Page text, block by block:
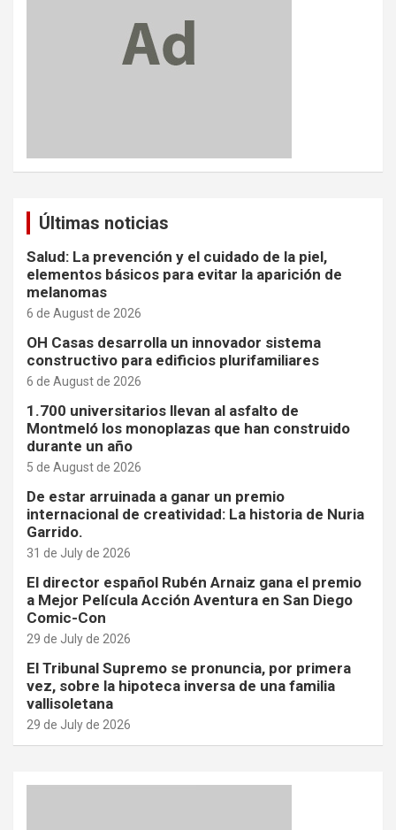
Últimas noticias
Salud: La prevención y el cuidado de la piel,
elementos básicos para evitar la aparición de
melanomas
6 de August de 2026
OH Casas desarrolla un innovador sistema
constructivo para edificios plurifamiliares
6 de August de 2026
1.700 universitarios llevan al asfalto de
Montmeló los monoplazas que han construido
durante un año
5 de August de 2026
De estar arruinada a ganar un premio
internacional de creatividad: La historia de Nuria
Garrido.
31 de July de 2026
El director español Rubén Arnaiz gana el premio
a Mejor Película Acción Aventura en San Diego
Comic-Con
29 de July de 2026
El Tribunal Supremo se pronuncia, por primera
vez, sobre la hipoteca inversa de una familia
vallisoletana
29 de July de 2026